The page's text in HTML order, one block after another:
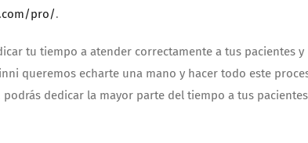
pro/.
tu tiempo a atender correctamente a tus pacientes y
queremos echarte una mano y hacer todo este
dedicar la mayor parte del tiempo a tus